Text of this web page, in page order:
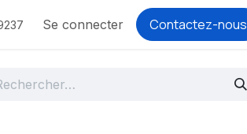
Se connecter Contactez-nous